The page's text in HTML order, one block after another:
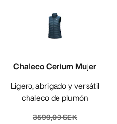
Chaleco Cerium Mujer
Ligero, abrigado y versátil
chaleco de plumón
3599,00 SEK